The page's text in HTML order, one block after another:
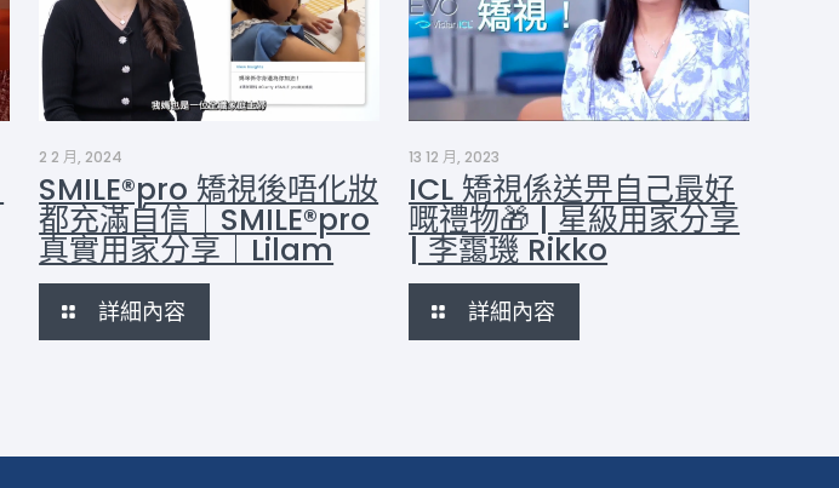
2 2 月, 2024
SMILE®pro 矯視後唔化妝
都充滿自信｜SMILE®pro
真實用家分享｜Lilam
詳細內容
13 12 月, 2023
ICL 矯視係送畀自己最好
嘅禮物🎁 | 星級用家分享
| 李靄璣 Rikko
詳細內容